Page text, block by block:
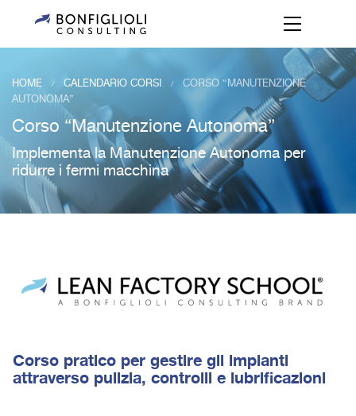
HOME / CALENDARIO CORSI /
CORSO “MANUTENZIONE
AUTONOMA”
Corso “Manutenzione Autonoma”
Implementa la Manutenzione Autonoma per
ridurre i fermi macchina
Corso pratico per gestire gli impianti
attraverso pulizia, controlli e lubrificazioni